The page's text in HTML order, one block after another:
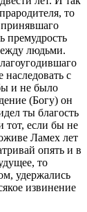
то
премудрость
людьми.
с
и не было
(Богу) он
ты благость
тот, если бы не
Ламех лет
опять и в
то
удержались
извинение